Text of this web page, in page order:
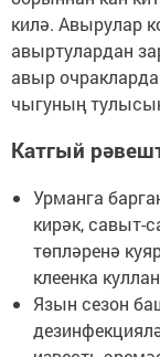
килә. Авырулар
авыртулардан
авыр
чыгуның
Катгый
Урманга
кирәк, савыт-
төпләренә
клеенка
Язын сезон